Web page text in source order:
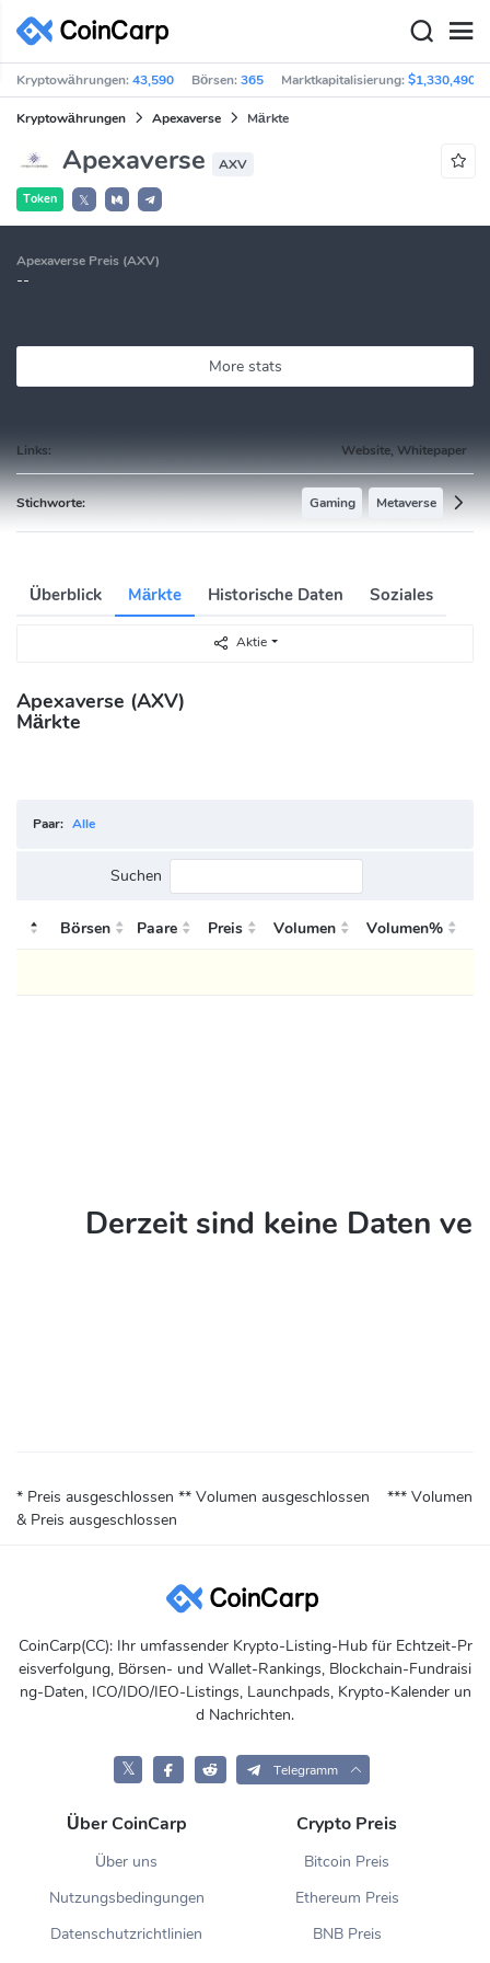
Kryptowährungen:43,590 Börsen:365 Marktkapitalisierung:$1,330,490B
Kryptowährungen Apexaverse Märkte
Apexaverse AXV
Token 𝕏
Apexaverse Preis (AXV)
--
More stats
Links: Website, Whitepaper
Stichworte: Gaming Metaverse
Überblick Märkte Historische Daten Soziales
Aktie
Apexaverse (AXV)
Märkte
Paar: Alle
Suchen
Börsen Paare Preis Volumen Volumen%
Derzeit sind keine Daten
* Preis ausgeschlossen ** Volumen ausgeschlossen
*** Volumen
& Preis ausgeschlossen
CoinCarp(CC): Ihr umfassender Krypto-Listing-Hub für Echtzeit-Pr
eisverfolgung, Börsen- und Wallet-Rankings, Blockchain-Fundraisi
ng-Daten, ICO/IDO/IEO-Listings, Launchpads, Krypto-Kalender un
d Nachrichten.
𝕏 Telegramm
Über CoinCarp
Über uns
Nutzungsbedingungen
Datenschutzrichtlinien
Crypto Preis
Bitcoin Preis
Ethereum Preis
BNB Preis